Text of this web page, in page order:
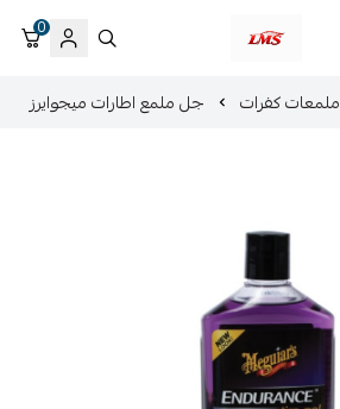
متجر لمسات الشرقية لزينة سيارات LMS
0
ملمعات كفرات
جل ملمع اطارات ميجوايرز